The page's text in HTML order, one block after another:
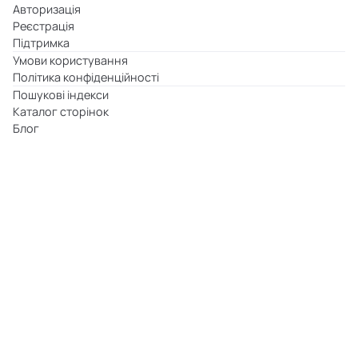
Авторизація
Реєстрація
Підтримка
Умови користування
Політика конфіденційності
Пошукові індекси
Каталог сторінок
Блог